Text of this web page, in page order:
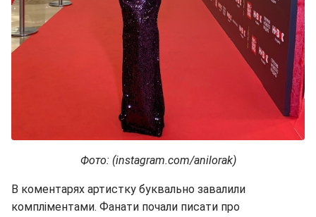
Фото: (instagram.com/anilorak)
В коментарях артистку буквально завалили
компліментами. Фанати почали писати про